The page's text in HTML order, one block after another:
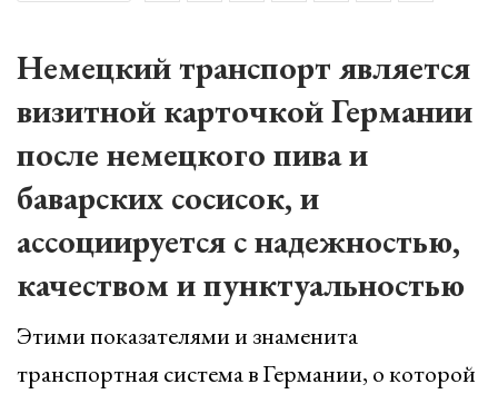
Немецкий транспорт является
визитной карточкой Германии
после немецкого пива и
баварских сосисок, и
ассоциируется с надежностью,
качеством и пунктуальностью
Этими показателями и знаменита
транспортная система в Германии, о которой